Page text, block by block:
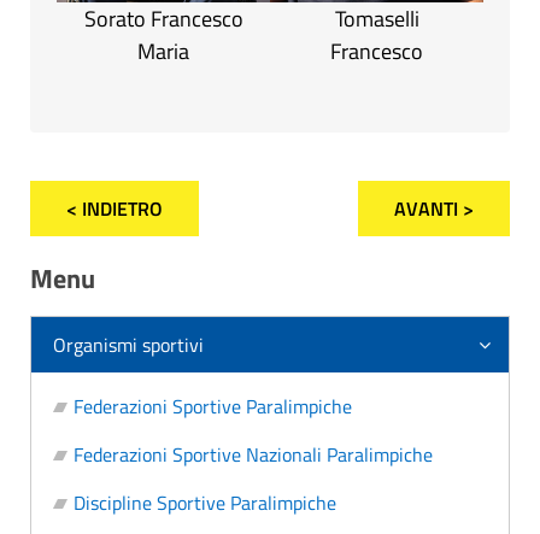
Sorato Francesco
Maria
Tomaselli
Francesco
< INDIETRO AVANTI >
Menu
Organismi sportivi
Federazioni Sportive Paralimpiche
Federazioni Sportive Nazionali Paralimpiche
Discipline Sportive Paralimpiche